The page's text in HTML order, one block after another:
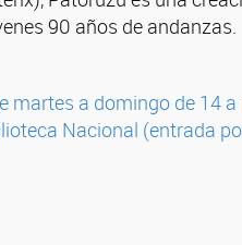
90 años de andanzas.
martes a domingo de 14 a
Nacional (entrada